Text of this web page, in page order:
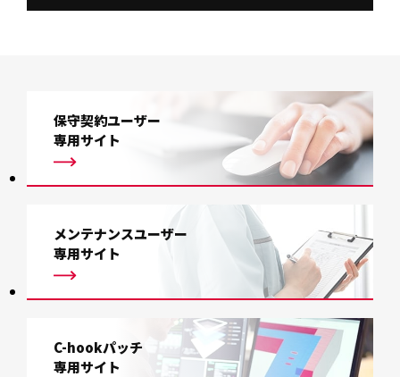
保守契約ユーザー
専用サイト
メンテナンスユーザー
専用サイト
C-hookパッチ
専用サイト